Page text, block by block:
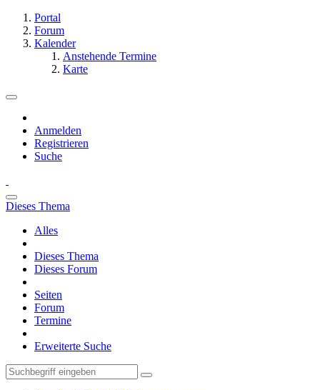
Portal
Forum
Kalender
Anstehende Termine
Karte
Anmelden
Registrieren
Suche
Dieses Thema
Alles
Dieses Thema
Dieses Forum
Seiten
Forum
Termine
Erweiterte Suche